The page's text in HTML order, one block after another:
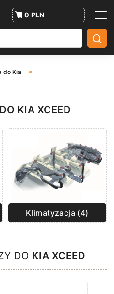
0 PLN
do Kia
KIA XCEED
Klimatyzacja (4)
DO KIA XCEED